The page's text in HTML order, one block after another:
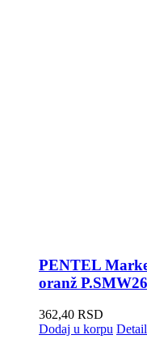
PENTEL
oranž
362,40 RSD
Dodaj u korpu